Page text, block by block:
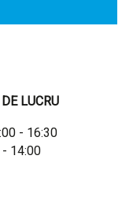
LUCRU
- 16:30
- 14:00